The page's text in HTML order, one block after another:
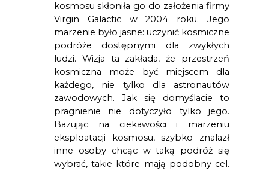
kosmosu skłoniła go do założenia firmy
Virgin Galactic w 2004 roku. Jego
marzenie było jasne: uczynić kosmiczne
podróże dostępnymi dla zwykłych
ludzi. Wizja ta zakłada, że przestrzeń
kosmiczna może być miejscem dla
każdego, nie tylko dla astronautów
zawodowych. Jak się domyślacie to
pragnienie nie dotyczyło tylko jego.
Bazując na ciekawości i marzeniu
eksploatacji kosmosu, szybko znalazł
inne osoby chcąc w taką podróż się
wybrać, takie które mają podobny cel.